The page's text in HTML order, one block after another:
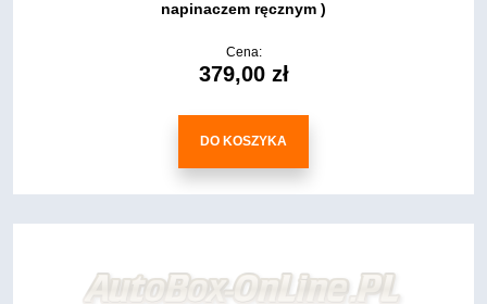
napinaczem ręcznym )
Cena:
379,00 zł
DO KOSZYKA